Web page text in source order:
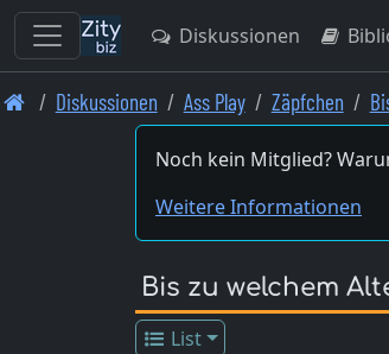
Skip
Diskussionen
Diskussionen Ass Play Zäpfchen
Noch kein Mitglied?
Weitere Informationen
Bis zu welchem
List